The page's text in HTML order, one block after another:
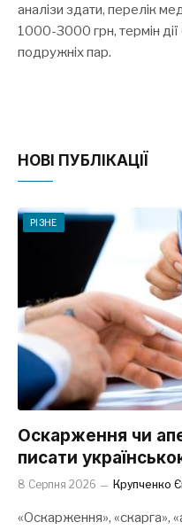
аналізи здати, перелік
1000-3000 грн, термін дії
подружніх пар.
НОВІ ПУБЛІКАЦІЇ
РІЗНЕ
Оскарження чи
писати
8 Серпня 2026 Крупченко
«Оскарження», «скарга»,